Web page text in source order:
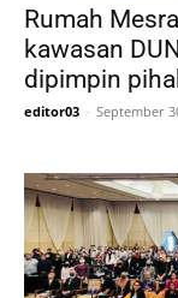
Rumah
kawasan
dipimpin
editor03 - September